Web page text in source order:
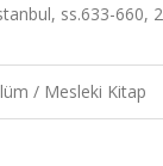
ss.633-660,
/ Mesleki Kitap